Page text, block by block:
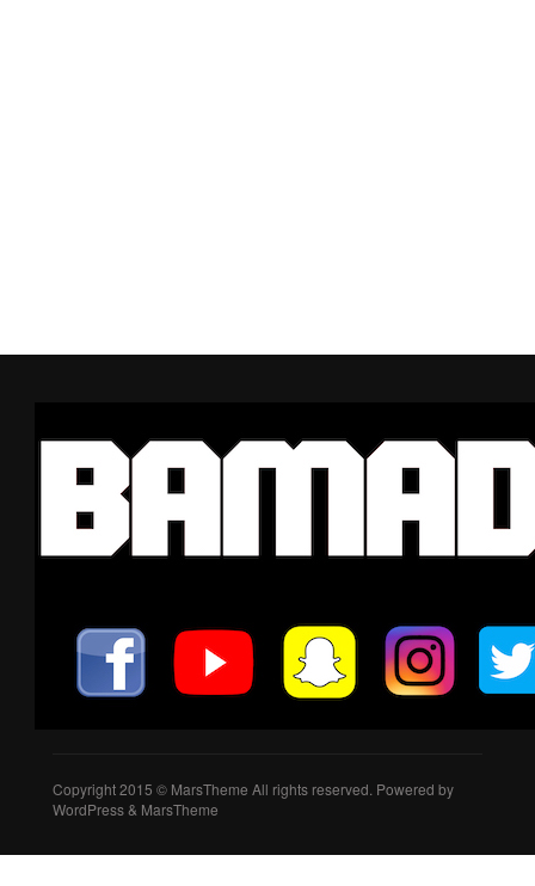
Copyright 2015 © MarsTheme All rights reserved. Powered by
WordPress & MarsTheme